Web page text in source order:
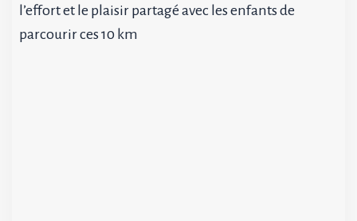
l’effort et le plaisir partagé avec les enfants de
parcourir ces 10 km